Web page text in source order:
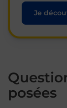
Je
posées